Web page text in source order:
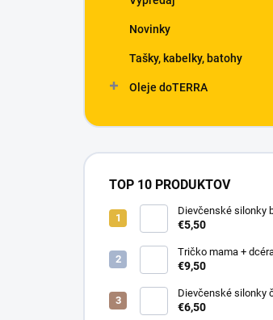
Novinky
Tašky, kabelky, batohy
Oleje doTERRA
TOP 10 PRODUKTOV
Dievčenské silonky
Linda
€5,50
Tričko mama +
€9,50
Dievčenské silonky
Lurex
€6,50